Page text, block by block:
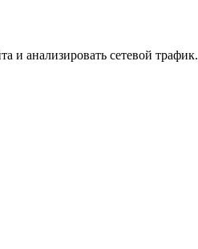
и анализировать сетевой трафик.